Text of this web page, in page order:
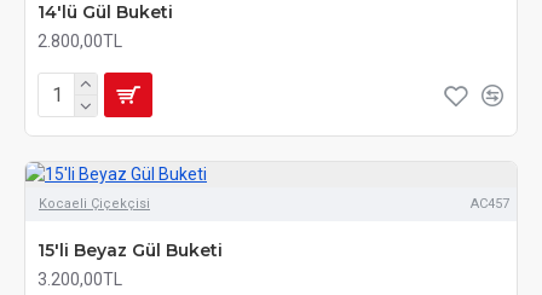
14'lü Gül Buketi
2.800,00TL
Kocaeli Çiçekçisi AC457
15'li Beyaz Gül Buketi
3.200,00TL